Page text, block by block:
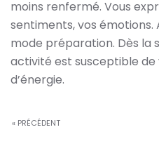
moins renfermé. Vous
sentiments, vos émotions.
mode préparation. Dès la
activité est susceptible de
d’énergie.
« PRÉCÉDENT